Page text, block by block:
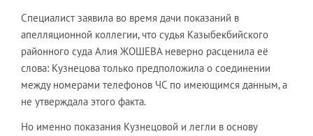
Специалист заявила во время дачи показаний в
апелляционной коллегии, что судья Казыбекбийского
районного суда Алия ЖОШЕВА неверно расценила её
слова: Кузнецова только предположила о соединении
между номерами телефонов ЧС по имеющимся данным, а
не утверждала этого факта.
Но именно показания Кузнецовой и легли в основу